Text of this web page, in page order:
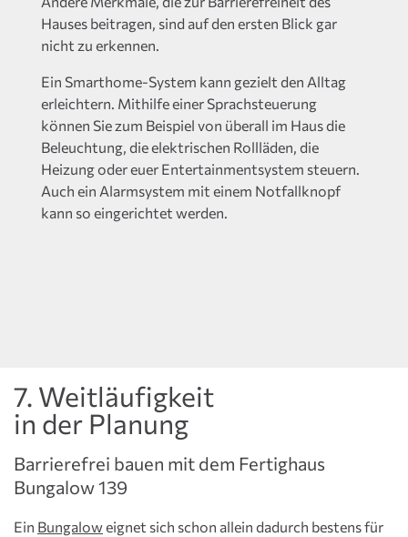
Hauses beitragen, sind auf den ersten Blick gar
nicht zu erkennen.
Ein Smarthome-System kann gezielt den Alltag
erleichtern. Mithilfe einer Sprachsteuerung
können Sie zum Beispiel von überall im Haus die
Beleuchtung, die elektrischen Rollläden, die
Heizung oder euer Entertainmentsystem steuern.
Auch ein Alarmsystem mit einem Notfallknopf
kann so eingerichtet werden.
Barrierefrei bauen mit dem Fertighaus
Bungalow 139
7. Weitläufigkeit
in der Planung
Ein Bungaloweignet sich schon allein dadurch bestens für